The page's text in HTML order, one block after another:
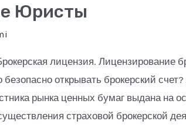
Юристы
лицензия. Лицензирование
открывать брокерский
рынка ценных бумаг выдана на
страховой брокерской